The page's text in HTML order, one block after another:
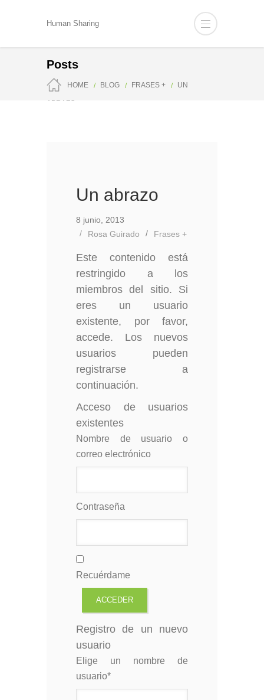
Human Sharing
Posts
HOME BLOG FRASES + UN
ABRAZO
Un abrazo
8 junio, 2013
Rosa Guirado
Frases +
Este contenido está
restringido a los
miembros del sitio. Si
eres un usuario
existente, por favor,
accede. Los nuevos
usuarios pueden
registrarse a
continuación.
Acceso de usuarios
existentes
Nombre de usuario o
correo electrónico
Contraseña
Recuérdame
Registro de un nuevo
usuario
Elige un nombre de
usuario*